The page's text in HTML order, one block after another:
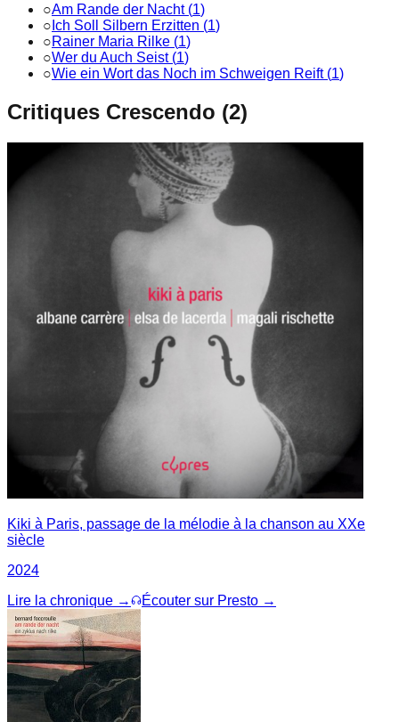
○Am Rande der Nacht (1)
○ Ich Soll Silbern Erzitten (1)
○Rainer Maria Rilke (1)
○Wer du Auch Seist (1)
○Wie ein Wort das Noch im Schweigen Reift (1)
Critiques Crescendo (2)
Kiki à Paris, passage de la mélodie à la chanson au XXe
siècle
2024
Lire la chronique →
Écouter sur Presto →